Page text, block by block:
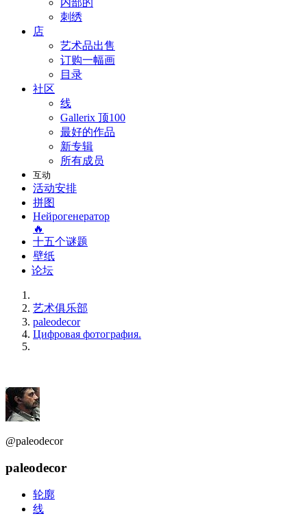
内部的
刺绣
店
艺术品出售
订购一幅画
目录
社区
线
Gallerix 顶100
最好的作品
新专辑
所有成员
互动
活动安排
拼图
Нейрогенератор
🔥
十五个谜题
壁纸
论坛
艺术俱乐部
paleodecor
Цифровая фотография.
@paleodecor
paleodecor
轮廓
线